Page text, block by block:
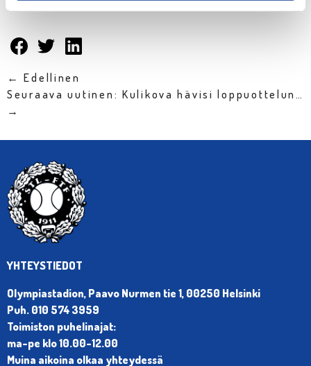
Jaa:
← Edellinen
Seuraava uutinen: Kulikova hävisi loppuottelun…
→
YHTEYSTIEDOT
Olympiastadion, Paavo Nurmen tie 1, 00250 Helsinki
Puh. 010 574 3959
Toimiston puhelinajat:
ma-pe klo 10.00-12.00
Muina aikoina olkaa yhteydessä